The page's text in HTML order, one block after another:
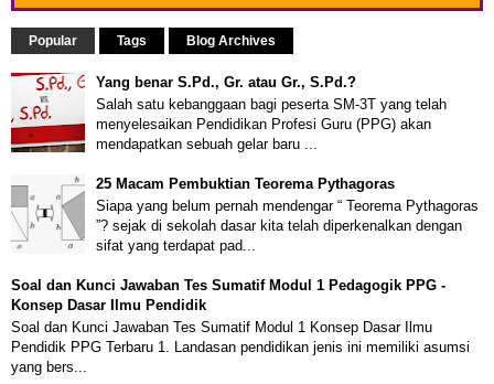
Popular Tags Blog Archives
Yang benar S.Pd., Gr. atau Gr., S.Pd.?
Salah satu kebanggaan bagi peserta SM-3T yang telah
menyelesaikan Pendidikan Profesi Guru (PPG) akan
mendapatkan sebuah gelar baru ...
25 Macam Pembuktian Teorema Pythagoras
Siapa yang belum pernah mendengar “ Teorema Pythagoras
”? sejak di sekolah dasar kita telah diperkenalkan dengan
sifat yang terdapat pad...
Soal dan Kunci Jawaban Tes Sumatif Modul 1 Pedagogik PPG -
Konsep Dasar Ilmu Pendidik
Soal dan Kunci Jawaban Tes Sumatif Modul 1 Konsep Dasar Ilmu
Pendidik PPG Terbaru 1. Landasan pendidikan jenis ini memiliki asumsi
yang bers...